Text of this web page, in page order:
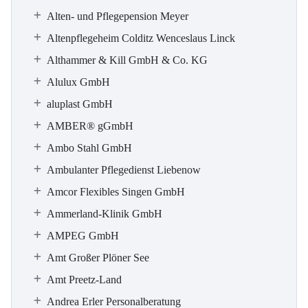
Alten- und Pflegepension Meyer
Altenpflegeheim Colditz Wenceslaus Linck
Althammer & Kill GmbH & Co. KG
Alulux GmbH
aluplast GmbH
AMBER® gGmbH
Ambo Stahl GmbH
Ambulanter Pflegedienst Liebenow
Amcor Flexibles Singen GmbH
Ammerland-Klinik GmbH
AMPEG GmbH
Amt Großer Plöner See
Amt Preetz-Land
Andrea Erler Personalberatung